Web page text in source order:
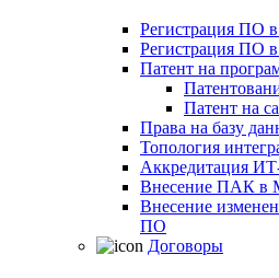
Регистрация ПО в
Регистрация ПО
Патент на
Патент на
Права на базу
Топология
Аккредитация
Внесение ПАК в
Внесение
ПО
Договоры